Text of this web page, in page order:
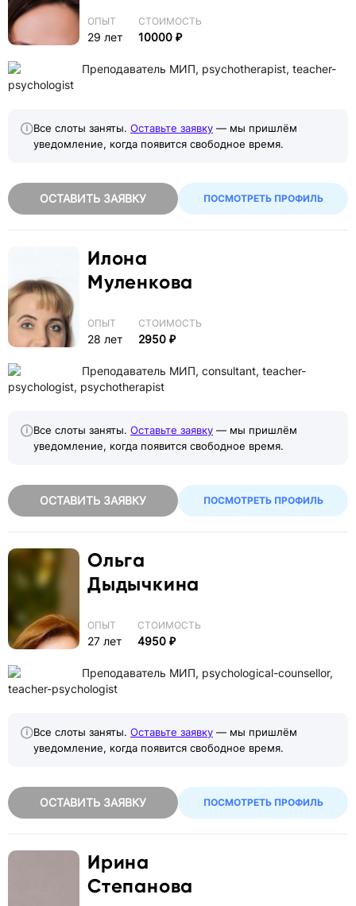
Преподаватель МИП, psychotherapist, teacher-
psychologist
ОПЫТ
29 лет
СТОИМОСТЬ
10000 ₽
Все слоты заняты. Оставьте заявку — мы пришлём
уведомление, когда появится свободное время.
ОСТАВИТЬ ЗАЯВКУ ПОСМОТРЕТЬ ПРОФИЛЬ
Илона
Муленкова
Преподаватель МИП, consultant, teacher-
psychologist, psychotherapist
ОПЫТ
28 лет
СТОИМОСТЬ
2950 ₽
Все слоты заняты. Оставьте заявку — мы пришлём
уведомление, когда появится свободное время.
ОСТАВИТЬ ЗАЯВКУ ПОСМОТРЕТЬ ПРОФИЛЬ
Ольга
Дыдычкина
Преподаватель МИП, psychological-counsellor,
teacher-psychologist
ОПЫТ
27 лет
СТОИМОСТЬ
4950 ₽
Все слоты заняты. Оставьте заявку — мы пришлём
уведомление, когда появится свободное время.
ОСТАВИТЬ ЗАЯВКУ ПОСМОТРЕТЬ ПРОФИЛЬ
Ирина
Степанова